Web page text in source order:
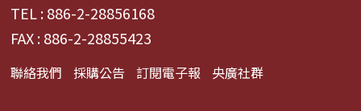
TEL : 886-2-28856168
FAX : 886-2-28855423
聯絡我們 採購公告 訂閱電子報 央廣社群